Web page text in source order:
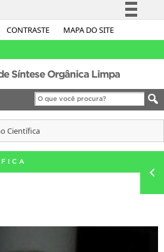
CONTRASTE MAPA DO SITE
Simplifique!
Acesso à informação
Legislação
Canais
Síntese Orgânica Limpa
Científica